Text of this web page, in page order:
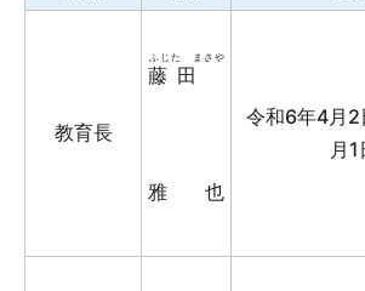
教育長
藤田
雅也
ふじた まさや
令和6年4月
月